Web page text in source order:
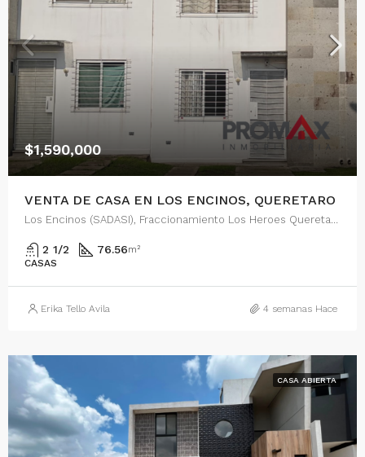
$1,590,000
VENTA DE CASA EN LOS ENCINOS, QUERETARO
Los Encinos (SADASI), Fraccionamiento Los Heroes Queretaro, Ampliación Jesús María, El Marqués, Querétaro, 76242, México
2 1/2 76.56m²
CASAS
Erika Tello Avila 4 semanas Hace
CASA ABIERTA